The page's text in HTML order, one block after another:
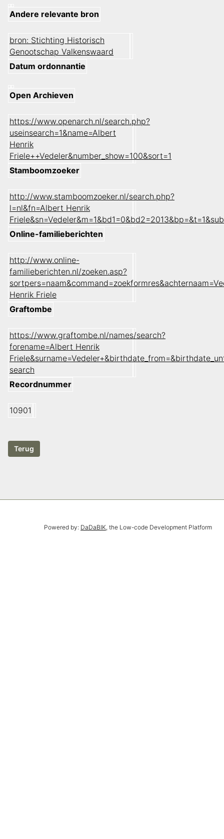
Andere relevante bron
bron: Stichting Historisch
Genootschap Valkenswaard
Datum ordonnantie
Open Archieven
https://www.openarch.nl/search.php?
useinsearch=1&name=Albert
Henrik
Friele++Vedeler&number_show=100&sort=1
Stamboomzoeker
http://www.stamboomzoeker.nl/search.php?
l=nl&fn=Albert Henrik
Online-familieberichten
http://www.online-
familieberichten.nl/zoeken.asp?
Henrik Friele
Graftombe
https://www.graftombe.nl/names/search?
forename=Albert Henrik
search
Recordnummer
10901
Powered by: DaDaBIK, the Low-code Development Platform